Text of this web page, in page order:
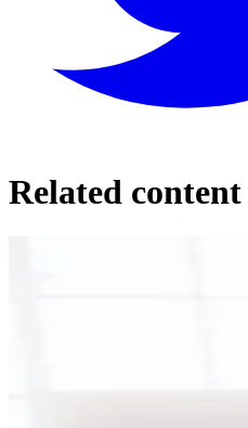
Related content